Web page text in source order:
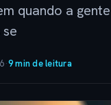
quando a
·9 min de leitura